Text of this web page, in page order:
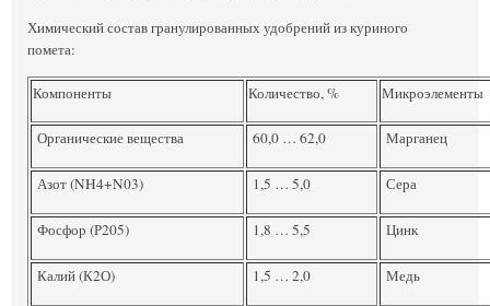
Химический состав гранулированных удобрений из куриного
помета:
Компоненты Количество, % Микроэлементы
Органические вещества 60,0 … 62,0 Марганец
Азот (NH4+N03) 1,5 … 5,0 Сера
Фосфор (Р205) 1,8 … 5,5 Цинк
Калий (К2О) 1,5 … 2,0 Медь